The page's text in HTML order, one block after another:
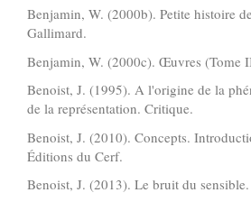
Benjamin, W. (2000b). Petite histoire
Gallimard.
Benjamin, W. (2000c). Œuvres (Tome
Benoist, J. (1995). A l'origine de la
de la représentation. Critique.
Benoist, J. (2010). Concepts.
Éditions du Cerf.
Benoist, J. (2013). Le bruit du